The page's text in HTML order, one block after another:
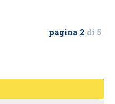
pagina 2 di 5